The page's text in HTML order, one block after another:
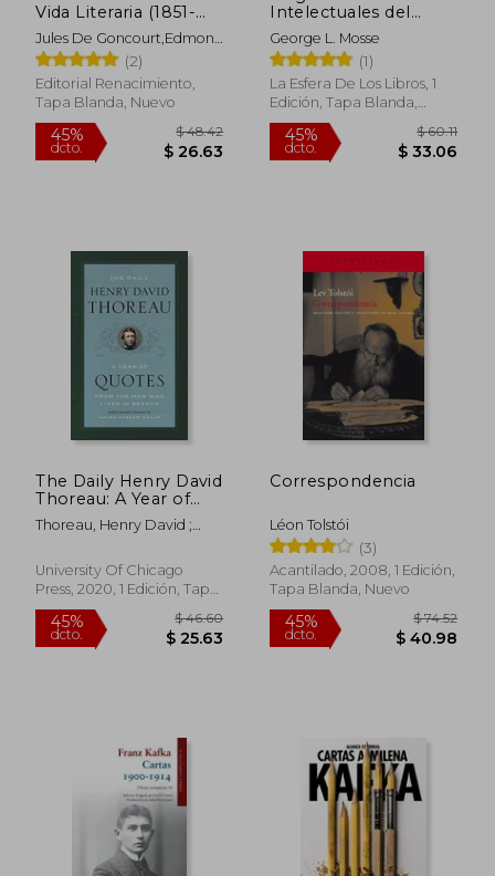
45%
dcto.
$ 72.73
$ 40.00
Vida Literaria (1851-
1870)
Jules De Goncourt,Edmond
De Goncourt (2)
Editorial Renacimiento,
Tapa Blanda, Nuevo
Intelectuales del
Tercer Reich
George L. Mosse
(1)
La Esfera De Los Libros, 1
Edición, Tapa Blanda,
Nuevo
The Daily Henry David
Thoreau: A Year of
Quotes From the
man who Lived in
Thoreau, Henry David ;
Laura Dassow
University Of Chicago
Press, 2020, 1 Edición, Tapa
Blanda, Nuevo
Correspondencia
Léon Tolstói
(3)
Acantilado, 2008, 1 Edición,
Tapa Blanda, Nuevo